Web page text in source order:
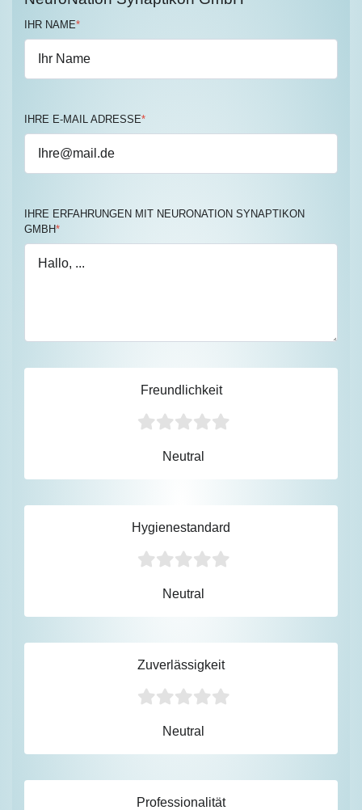
IHR NAME*
IHRE E-MAIL ADRESSE*
IHRE ERFAHRUNGEN MIT NEURONATION SYNAPTIKON
GMBH*
Freundlichkeit
Neutral
Hygienestandard
Neutral
Zuverlässigkeit
Neutral
Professionalität